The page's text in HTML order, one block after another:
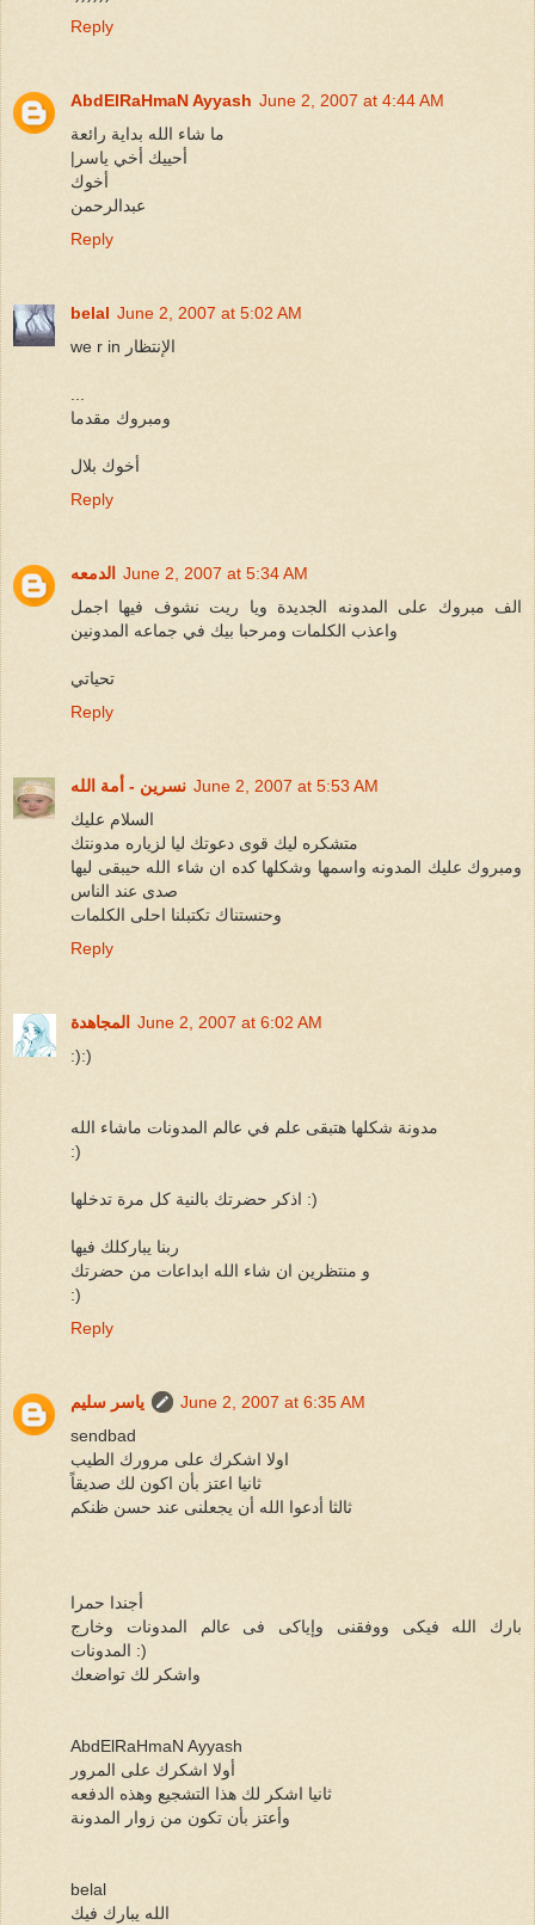
Reply
AbdElRaHmaN Ayyash June 2, 2007 at 4:44 AM
ما شاء الله بداية رائعة
|أحييك أخي ياسر
أخوك
عبدالرحمن
Reply
belal June 2, 2007 at 5:02 AM
we r in الإنتظار
...
ومبروك مقدما
أخوك بلال
Reply
الدمعه
June 2, 2007 at 5:34 AM
الف مبروك على المدونه الجديدة ويا ريت نشوف فيها اجمل
واعذب الكلمات ومرحبا بيك في جماعه المدونين
تحياتي
Reply
نسرين - أمة الله June 2, 2007 at 5:53 AM
السلام عليك
متشكره ليك قوى دعوتك ليا لزياره مدونتك
ومبروك عليك المدونه واسمها وشكلها كده ان شاء الله حيبقى ليها
صدى عند الناس
وحنستناك تكتبلنا احلى الكلمات
Reply
المجاهدة
June 2, 2007 at 6:02 AM
:):)
مدونة شكلها هتبقى علم في عالم المدونات ماشاء الله
:)
اذكر حضرتك بالنية كل مرة تدخلها :)
ربنا يباركلك فيها
و منتظرين ان شاء الله ابداعات من حضرتك
:)
Reply
ياسر سليم
June 2, 2007 at 6:35 AM
sendbad
اولا اشكرك على مرورك الطيب
ثانيا اعتز بأن اكون لك صديقاً
ثالثا أدعوا الله أن يجعلنى عند حسن ظنكم
أجندا حمرا
بارك الله فيكى ووفقنى وإياكى فى عالم المدونات وخارج
المدونات :)
واشكر لك تواضعك
AbdElRaHmaN Ayyash
أولا اشكرك على المرور
ثانيا اشكر لك هذا التشجيع وهذه الدفعه
وأعتز بأن تكون من زوار المدونة
belal
الله يبارك فيك